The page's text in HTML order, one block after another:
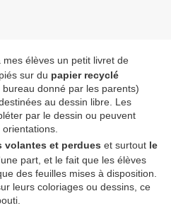
élèves un petit livret de
sur du papier recyclé
donné par les parents)
au dessin libre. Les
par le dessin ou peuvent
volantes et perdues et surtout le
part, et le fait que les élèves
des feuilles mises à disposition.
leurs coloriages ou dessins, ce